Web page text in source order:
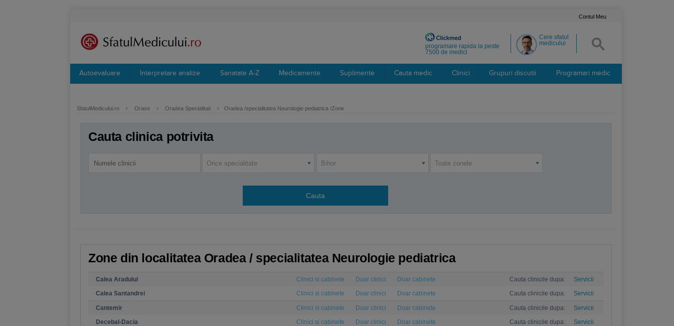
Contul Meu
Cere sfatul
medicului
programare rapida la peste
7500 de medici
Autoevaluare Interpretare analize Sanatate A-Z Medicamente Suplimente Cauta medic Clinici Grupuri discutii Programari medic
SfatulMedicului.ro › Orase › Oradea Specialitati › Oradea /specialitatea Neurologie pediatrica /Zone
Cauta clinica potrivita
Orice specialitate Bihor Toate zonele
Zone din localitatea Oradea / specialitatea Neurologie pediatrica
Calea Aradului Clinici si cabinete Doar clinici Doar cabinete Servicii
Cauta clinicile dupa:
Calea Santandrei
Clinici si cabinete Doar clinici Doar cabinete Servicii
Cauta clinicile dupa:
Cantemir Clinici si cabinete Doar clinici Doar cabinete Servicii
Cauta clinicile dupa:
Decebal-Dacia
Clinici si cabinete Doar clinici Doar cabinete Servicii
Cauta clinicile dupa: